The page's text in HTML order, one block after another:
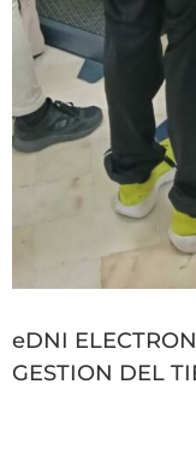
eDNI
GESTION DEL